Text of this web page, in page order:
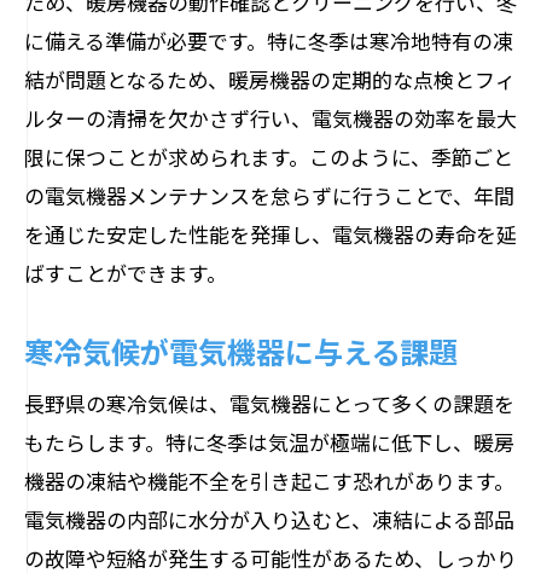
に備える準備が必要です。特に冬季は寒冷地特有の凍
結が問題となるため、暖房機器の定期的な点検とフィ
ルターの清掃を欠かさず行い、電気機器の効率を最大
限に保つことが求められます。このように、季節ごと
の電気機器メンテナンスを怠らずに行うことで、年間
を通じた安定した性能を発揮し、電気機器の寿命を延
ばすことができます。
寒冷気候が電気機器に与える課題
長野県の寒冷気候は、電気機器にとって多くの課題を
もたらします。特に冬季は気温が極端に低下し、暖房
機器の凍結や機能不全を引き起こす恐れがあります。
電気機器の内部に水分が入り込むと、凍結による部品
の故障や短絡が発生する可能性があるため、しっかり